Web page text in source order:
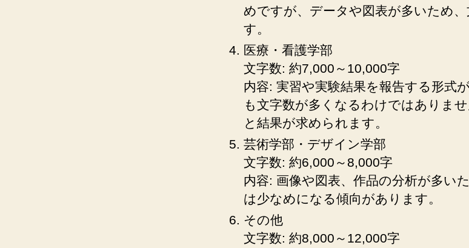
めですが、データや図表が多いため、
す。
医療・看護学部
文字数: 約7,000～10,000字
内容: 実習や実験結果を報告する形式
も文字数が多くなるわけではありま
と結果が求められます。
芸術学部・デザイン学部
文字数: 約6,000～8,000字
内容: 画像や図表、作品の分析が多い
は少なめになる傾向があります。
その他
文字数: 約8,000～12,000字